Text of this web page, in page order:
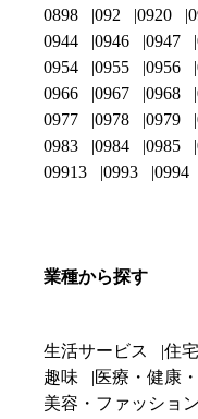
0898
092 0920
0944
0946 0947
0954
0955 0956
0966
0967 0968
0977
0978 0979
0983
0984 0985
09913
0993 0994
業種から探す
生活サービス 住宅
趣味
医療・健康
美容・ファッション